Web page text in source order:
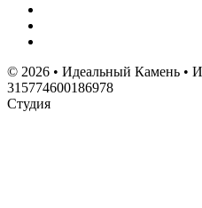
© 2026 • Идеальный Камень
315774600186978
Студия